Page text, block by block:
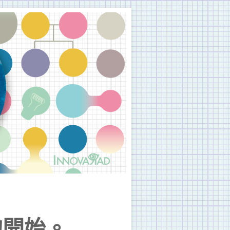
會。與老朋友聊聊、聽聽新朋友說什麼？